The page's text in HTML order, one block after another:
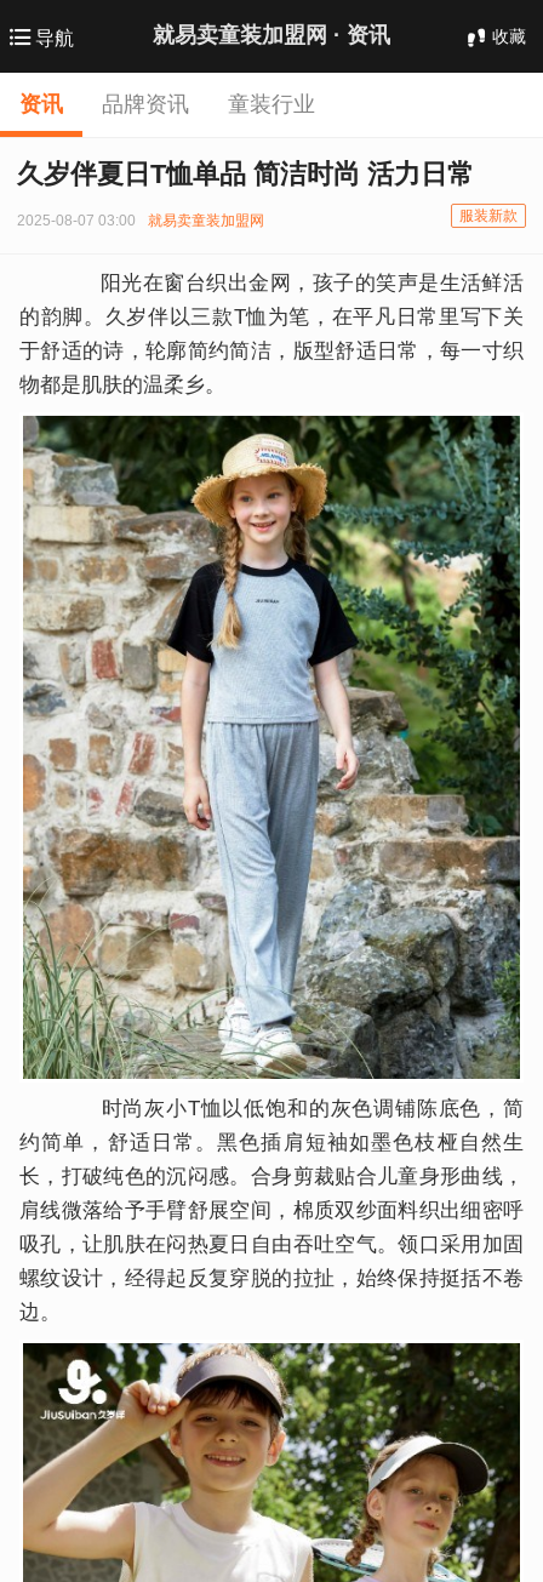
导航 就易卖童装加盟网 · 资讯 收藏
资讯 品牌资讯 童装行业
久岁伴夏日T恤单品 简洁时尚 活力日常
2025-08-07 03:00 就易卖童装加盟网 服装新款
阳光在窗台织出金网，孩子的笑声是生活鲜活
的韵脚。久岁伴以三款T恤为笔，在平凡日常里写下关
于舒适的诗，轮廓简约简洁，版型舒适日常，每一寸织
物都是肌肤的温柔乡。
时尚灰小T恤以低饱和的灰色调铺陈底色，简
约简单，舒适日常。黑色插肩短袖如墨色枝桠自然生
长，打破纯色的沉闷感。合身剪裁贴合儿童身形曲线，
肩线微落给予手臂舒展空间，棉质双纱面料织出细密呼
吸孔，让肌肤在闷热夏日自由吞吐空气。领口采用加固
螺纹设计，经得起反复穿脱的拉扯，始终保持挺括不卷
边。